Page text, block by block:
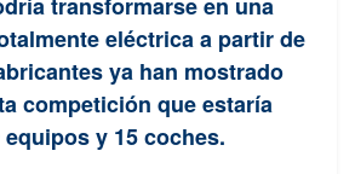
eléctrica a partir de
ya han mostrado
competición que estaría
y 15 coches.